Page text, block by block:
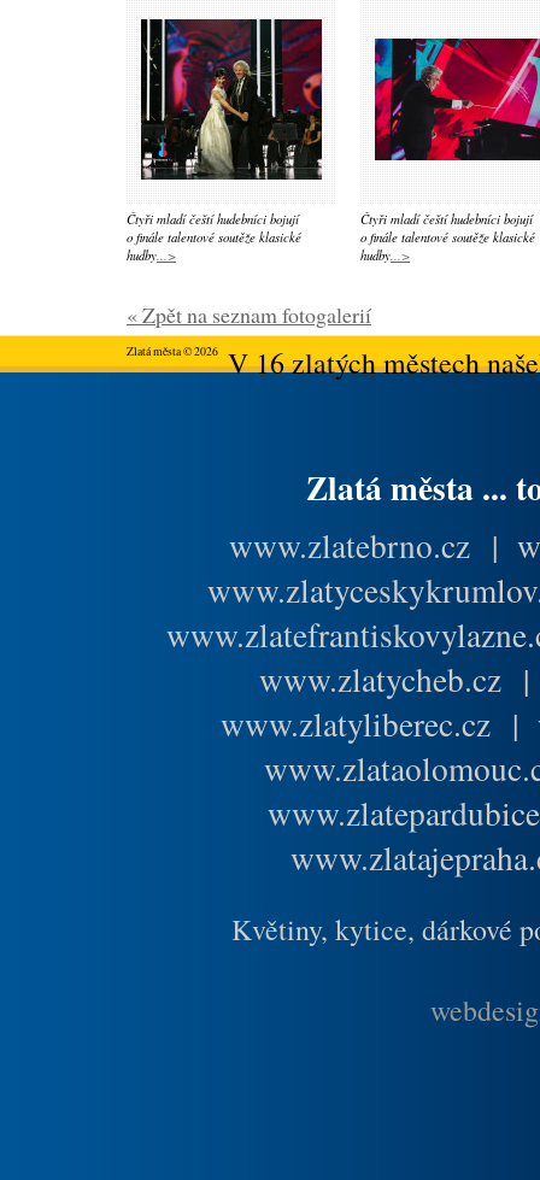
Čtyři mladí čeští hudebníci bojují
o finále talentové soutěže klasické
hudby...>
Čtyři mladí čeští hudebníci bojují
o finále talentové soutěže klasické
hudby...>
« Zpět na seznam fotogalerií
Zlatá města © 2026V 16 zlatých městech
Zlatá města ...
www.zlatebrno.cz |
www.zlatycheb.cz
www.zlatyliberec.cz |
Květiny, kytice, dárkové